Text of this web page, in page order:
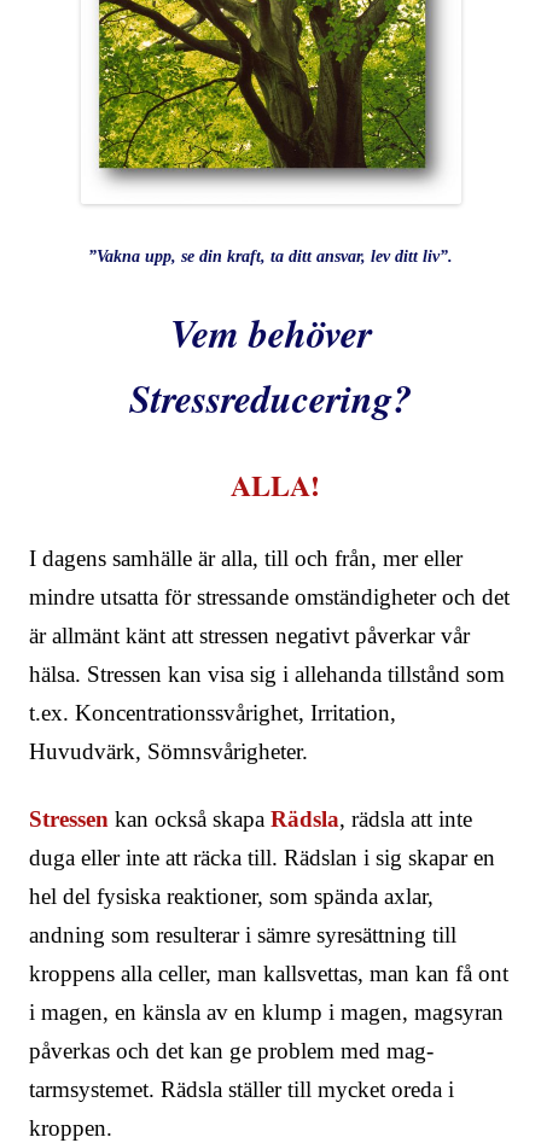
”Vakna upp, se din kraft, ta ditt ansvar, lev ditt liv”.
Vem behöver
Stressreducering?
ALLA!
I dagens samhälle är alla, till och från, mer eller
mindre utsatta för stressande omständigheter och det
är allmänt känt att stressen negativt påverkar vår
hälsa. Stressen kan visa sig i allehanda tillstånd som
t.ex. Koncentrationssvårighet, Irritation,
Huvudvärk, Sömnsvårigheter.
Stressen kan också skapa Rädsla, rädsla att inte
duga eller inte att räcka till. Rädslan i sig skapar en
hel del fysiska reaktioner, som spända axlar,
andning som resulterar i sämre syresättning till
kroppens alla celler, man kallsvettas, man kan få ont
i magen, en känsla av en klump i magen, magsyran
påverkas och det kan ge problem med mag-
tarmsystemet. Rädsla ställer till mycket oreda i
kroppen.